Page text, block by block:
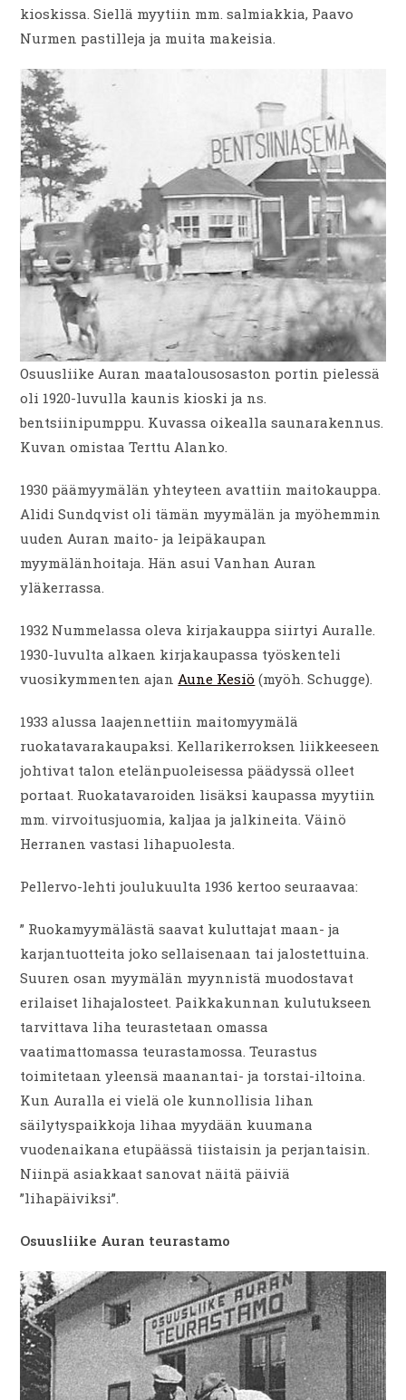
kioskissa. Siellä myytiin mm. salmiakkia, Paavo
Nurmen pastilleja ja muita makeisia.
Osuusliike Auran maatalousosaston portin pielessä
oli 1920-luvulla kaunis kioski ja ns.
bentsiinipumppu. Kuvassa oikealla saunarakennus.
Kuvan omistaa Terttu Alanko.
1930 päämyymälän yhteyteen avattiin maitokauppa.
Alidi Sundqvist oli tämän myymälän ja myöhemmin
uuden Auran maito- ja leipäkaupan
myymälänhoitaja. Hän asui Vanhan Auran
yläkerrassa.
1932 Nummelassa oleva kirjakauppa siirtyi Auralle.
1930-luvulta alkaen kirjakaupassa työskenteli
vuosikymmenten ajanAune Kesiö (myöh. Schugge).
1933 alussa laajennettiin maitomyymälä
ruokatavarakaupaksi. Kellarikerroksen liikkeeseen
johtivat talon etelänpuoleisessa päädyssä olleet
portaat. Ruokatavaroiden lisäksi kaupassa myytiin
mm. virvoitusjuomia, kaljaa ja jalkineita. Väinö
Herranen vastasi lihapuolesta.
Pellervo-lehti joulukuulta 1936 kertoo seuraavaa:
” Ruokamyymälästä saavat kuluttajat maan- ja
karjantuotteita joko sellaisenaan tai jalostettuina.
Suuren osan myymälän myynnistä muodostavat
erilaiset lihajalosteet. Paikkakunnan kulutukseen
tarvittava liha teurastetaan omassa
vaatimattomassa teurastamossa. Teurastus
toimitetaan yleensä maanantai- ja torstai-iltoina.
Kun Auralla ei vielä ole kunnollisia lihan
säilytyspaikkoja lihaa myydään kuumana
vuodenaikana etupäässä tiistaisin ja perjantaisin.
Niinpä asiakkaat sanovat näitä päiviä
”lihapäiviksi”.
Osuusliike Auran teurastamo